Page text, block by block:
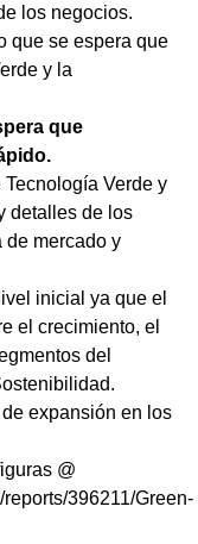
los negocios.
que se espera que
y la
que
Verde y
detalles de los
de mercado y
inicial ya que el
el crecimiento, el
del
expansión en los
@
396211/Green-